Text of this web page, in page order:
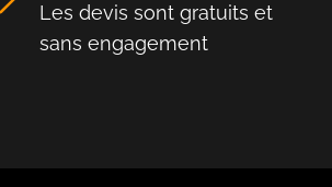
Les devis sont gratuits et
sans engagement